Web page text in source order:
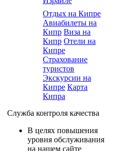
Отдых на Кипре
Авиабилеты на
Кипр Виза на
Кипр Отели на
Кипре
Страхование
туристов
Экскурсии на
Кипре Карта
Кипра
Служба контроля качества
В целях повышения
уровня обслуживания
на нашем сайте